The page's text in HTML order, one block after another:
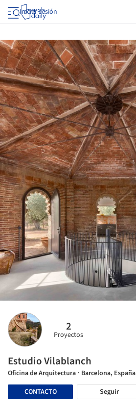
Iniciar sesión
2
Proyectos
Estudio Vilablanch
Oficina de Arquitectura · Barcelona, España
CONTACTO
Seguir